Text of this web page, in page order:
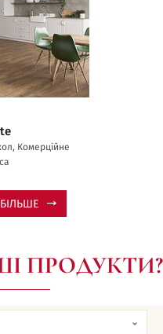
Комерційне
ПРОДУКТИ?